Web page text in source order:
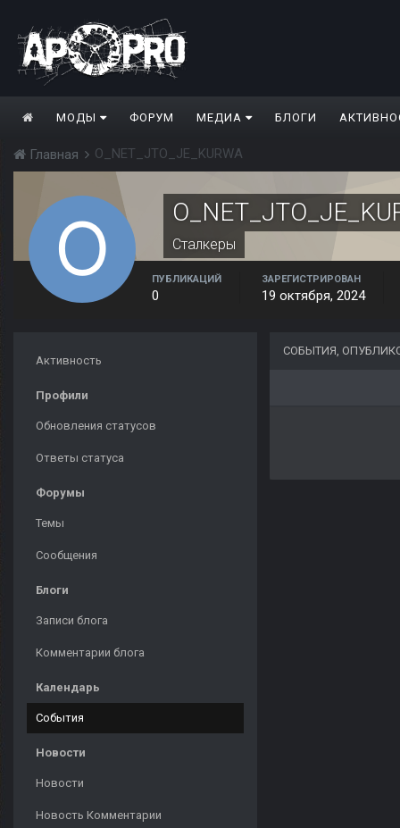
МОДЫ ФОРУМ МЕДИА БЛОГИ
Главная O_NET_JTO_JE_KURWA
Сталкеры
ПУБЛИКАЦИЙ
0
ЗАРЕГИСТРИРОВАН
19 октября, 2024
Активность
Профили
Обновления статусов
Ответы статуса
Форумы
Темы
Сообщения
Блоги
Записи блога
Комментарии блога
Календарь
События
Новости
Новости
Новость Комментарии
СОБЫТИЯ,